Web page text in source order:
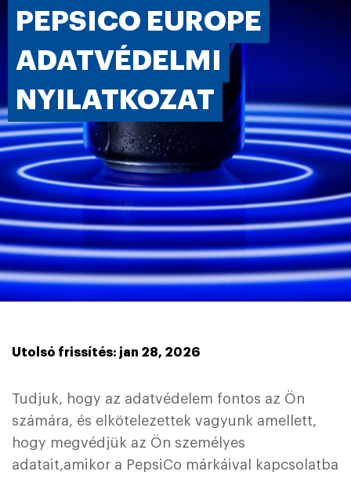
PEPSICO EUROPE
ADATVÉDELMI
NYILATKOZAT
Utolsó frissítés: jan 28, 2026
Tudjuk, hogy az adatvédelem fontos az Ön
számára, és elkötelezettek vagyunk amellett,
hogy megvédjük az Ön személyes
adatait,amikor a PepsiCo márkáival kapcsolatba